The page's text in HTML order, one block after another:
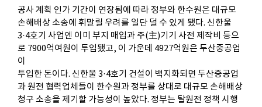
공사 계획 인가 기간이 연장됨에 따라 정부와 한수원은 대규모
손해배상 소송에 휘말릴 우려를 일단 덜 수 있게 됐다. 신한울
3·4호기 사업엔 이미 부지 매입과 주(主)기기 사전 제작비 등으
로 7900억여원이 투입됐고, 이 가운데 4927억원은 두산중공업
이
투입한 돈이다. 신한울 3·4호기 건설이 백지화되면 두산중공업
과 원전 협력업체들이 한수원과 정부를 상대로 대규모 손해배상
청구 소송을 제기할 가능성이 높았다. 정부는 탈원전 정책 시행